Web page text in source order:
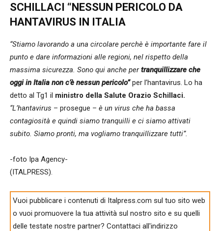
SCHILLACI “NESSUN PERICOLO DA
HANTAVIRUS IN ITALIA
“Stiamo lavorando a una circolare perchè è importante fare il
punto e dare informazioni alle regioni, nel rispetto della
massima sicurezza. Sono qui anche pertranquillizzare che
oggi in Italia non c’è nessun pericolo”per l’hantavirus. Lo ha
detto al Tg1 il ministro della Salute Orazio Schillaci.
“L’hantavirus – prosegue – è un virus che ha bassa
contagiosità e quindi siamo tranquilli e ci siamo attivati
subito. Siamo pronti, ma vogliamo tranquillizzare tutti”.
-foto Ipa Agency-
(ITALPRESS).
Vuoi pubblicare i contenuti di Italpress.com sul tuo sito web
o vuoi promuovere la tua attività sul nostro sito e su quelli
delle testate nostre partner? Contattaci all'indirizzo